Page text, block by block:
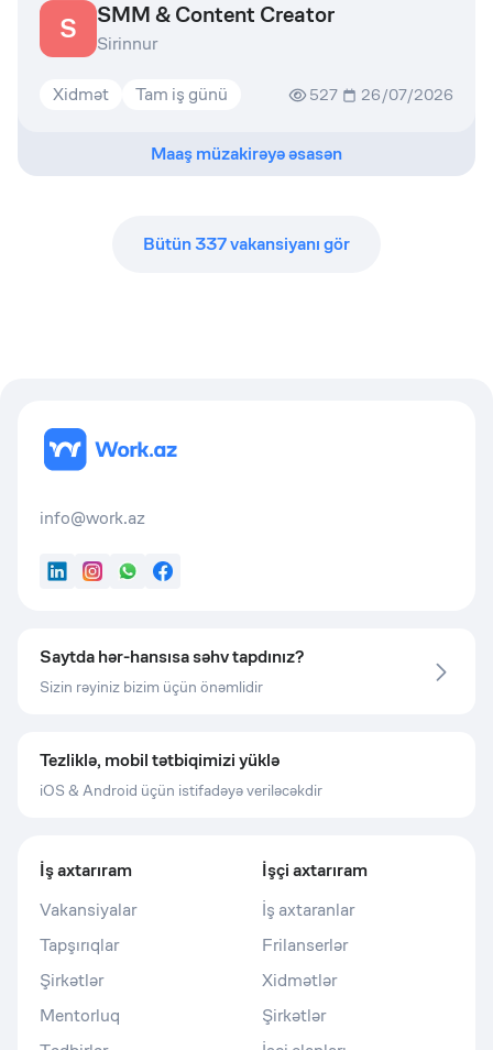
S SMM & Content Creator
Sirinnur
Xidmət Tam iş günü 527 26/07/2026
Maaş müzakirəyə əsasən
Bütün337vakansiyanı gör
info@work.az
LinkedInInstagram
WhatsApp
Facebook
Saytda hər-hansısa səhv tapdınız?
Sizin rəyiniz bizim üçün önəmlidir
Tezliklə, mobil tətbiqimizi yüklə
iOS & Android üçün istifadəyə veriləcəkdir
İş axtarıram
Vakansiyalar
Tapşırıqlar
Şirkətlər
Mentorluq
İşçi axtarıram
İş axtaranlar
Frilanserlər
Xidmətlər
Şirkətlər